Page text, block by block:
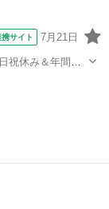
携サイト 7月21日
祝休み＆年間休